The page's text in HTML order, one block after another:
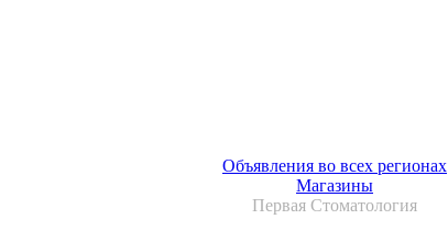
Объявления во всех регионах
Магазины
Первая Стоматология